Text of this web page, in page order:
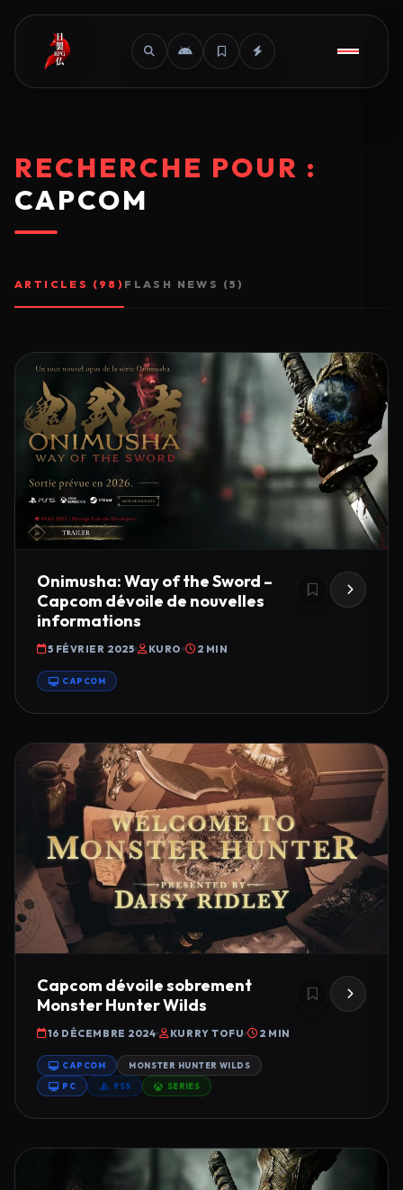
RECHERCHE POUR :
CAPCOM
ARTICLES (98) FLASH NEWS (5)
Onimusha: Way of the Sword –
Capcom dévoile de nouvelles
informations
5 FÉVRIER 2025 KURO 2 MIN
CAPCOM
Capcom dévoile sobrement
Monster Hunter Wilds
16 DÉCEMBRE 2024 KURRY TOFU 2 MIN
CAPCOM MONSTER HUNTER WILDS
PC PS5 SERIES